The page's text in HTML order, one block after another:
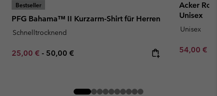
Bestseller
PFG Bahama™ II Kurzarm-Shirt für Herren
Schnelltrocknend
Minimum sale price:
25,00 € - Maximum price:
50,00 €
Acker
Unisex
Unisex
Minimum
54,00 €